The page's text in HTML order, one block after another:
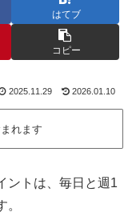
はてブ
コピー
2025.11.29 2026.01.10
れます
ントは、毎日と週1